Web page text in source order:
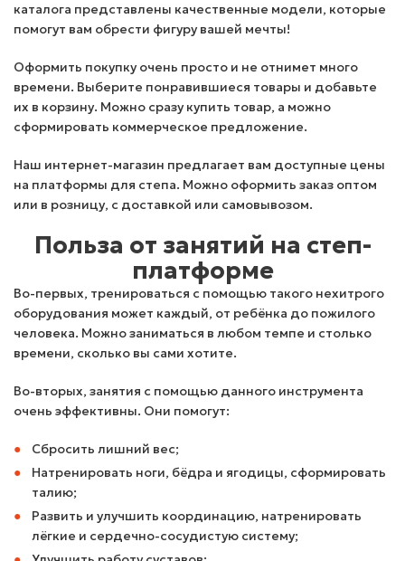
каталога представлены качественные модели, которые
помогут вам обрести фигуру вашей мечты!
Оформить покупку очень просто и не отнимет много
времени. Выберите понравившиеся товары и добавьте
их в корзину. Можно сразу купить товар, а можно
сформировать коммерческое предложение.
Наш интернет-магазин предлагает вам доступные цены
на платформы для степа. Можно оформить заказ оптом
или в розницу, с доставкой или самовывозом.
Польза от занятий на степ-
платформе
Во-первых, тренироваться с помощью такого нехитрого
оборудования может каждый, от ребёнка до пожилого
человека. Можно заниматься в любом темпе и столько
времени, сколько вы сами хотите.
Во-вторых, занятия с помощью данного инструмента
очень эффективны. Они помогут:
Сбросить лишний вес;
Натренировать ноги, бёдра и ягодицы, сформировать
талию;
Развить и улучшить координацию, натренировать
лёгкие и сердечно-сосудистую систему;